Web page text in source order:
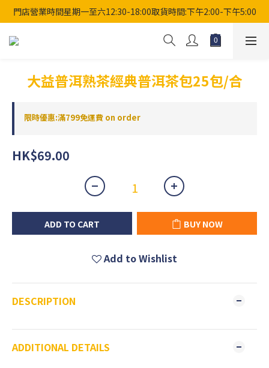
門店營業時間星期一至六12:30-18:00取貨時間:下午2:00-下午5:00
大益普洱熟茶經典普洱茶包25包/合
限時優惠:滿799免運費 on order
HK$69.00
ADD TO CART BUY NOW
Add to Wishlist
DESCRIPTION
ADDITIONAL DETAILS